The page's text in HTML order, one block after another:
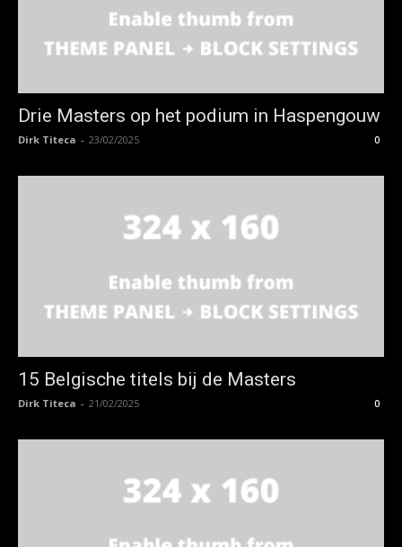
Drie Masters op het podium in Haspengouw
Dirk Titeca - 23/02/2025 0
15 Belgische titels bij de Masters
Dirk Titeca - 21/02/2025 0